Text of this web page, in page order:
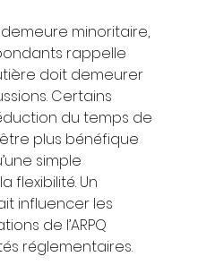
demeure minoritaire,
rappelle
doit demeurer
Certains
du temps de
plus bénéfique
simple
flexibilité. Un
influencer les
de l’ARPQ
réglementaires.